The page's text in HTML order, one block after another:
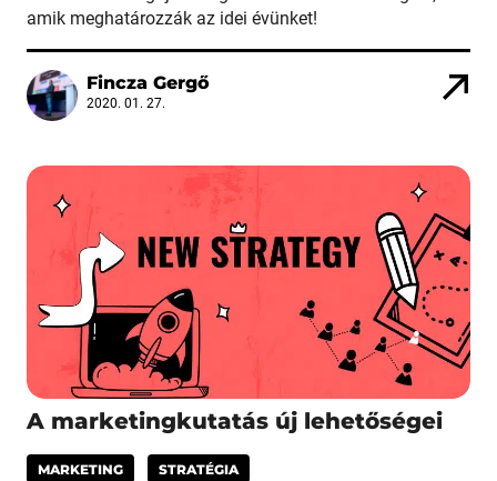
amik meghatározzák az idei évünket!
Fincza Gergő
2020. 01. 27.
A marketingkutatás új lehetőségei
MARKETING STRATÉGIA